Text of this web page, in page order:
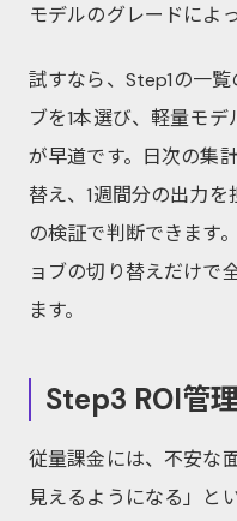
モデルのグレードによ
試すなら、Step1の一
ブを1本選び、軽量モ
が早道です。日次の集
替え、1週間分の出力
の検証で判断できます
ョブの切り替えだけで
ます。
Step3 ROI管理
従量課金には、不安な
見えるようになる」と